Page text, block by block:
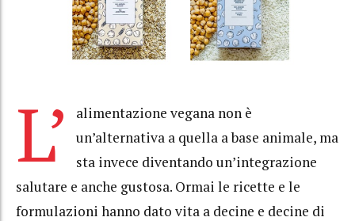
L’
alimentazione vegana non è
un’alternativa a quella a base animale, ma
sta invece diventando un’integrazione
salutare e anche gustosa. Ormai le ricette e le
formulazioni hanno dato vita a decine e decine di